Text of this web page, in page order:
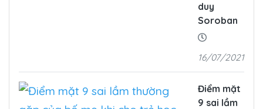
duy
Soroban
16/07/2021
Điểm mặt
9 sai lầm